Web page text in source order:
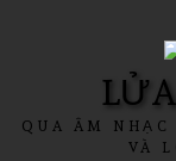
QUA ÂM NHẠC
VÀ